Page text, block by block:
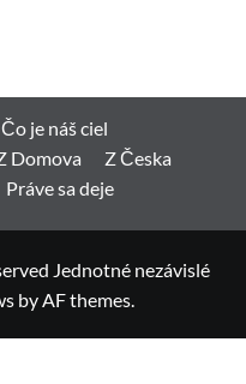
Čo je náš ciel
Domova
Z Česka
Práve sa deje
Jednotné nezávislé
by AF themes.